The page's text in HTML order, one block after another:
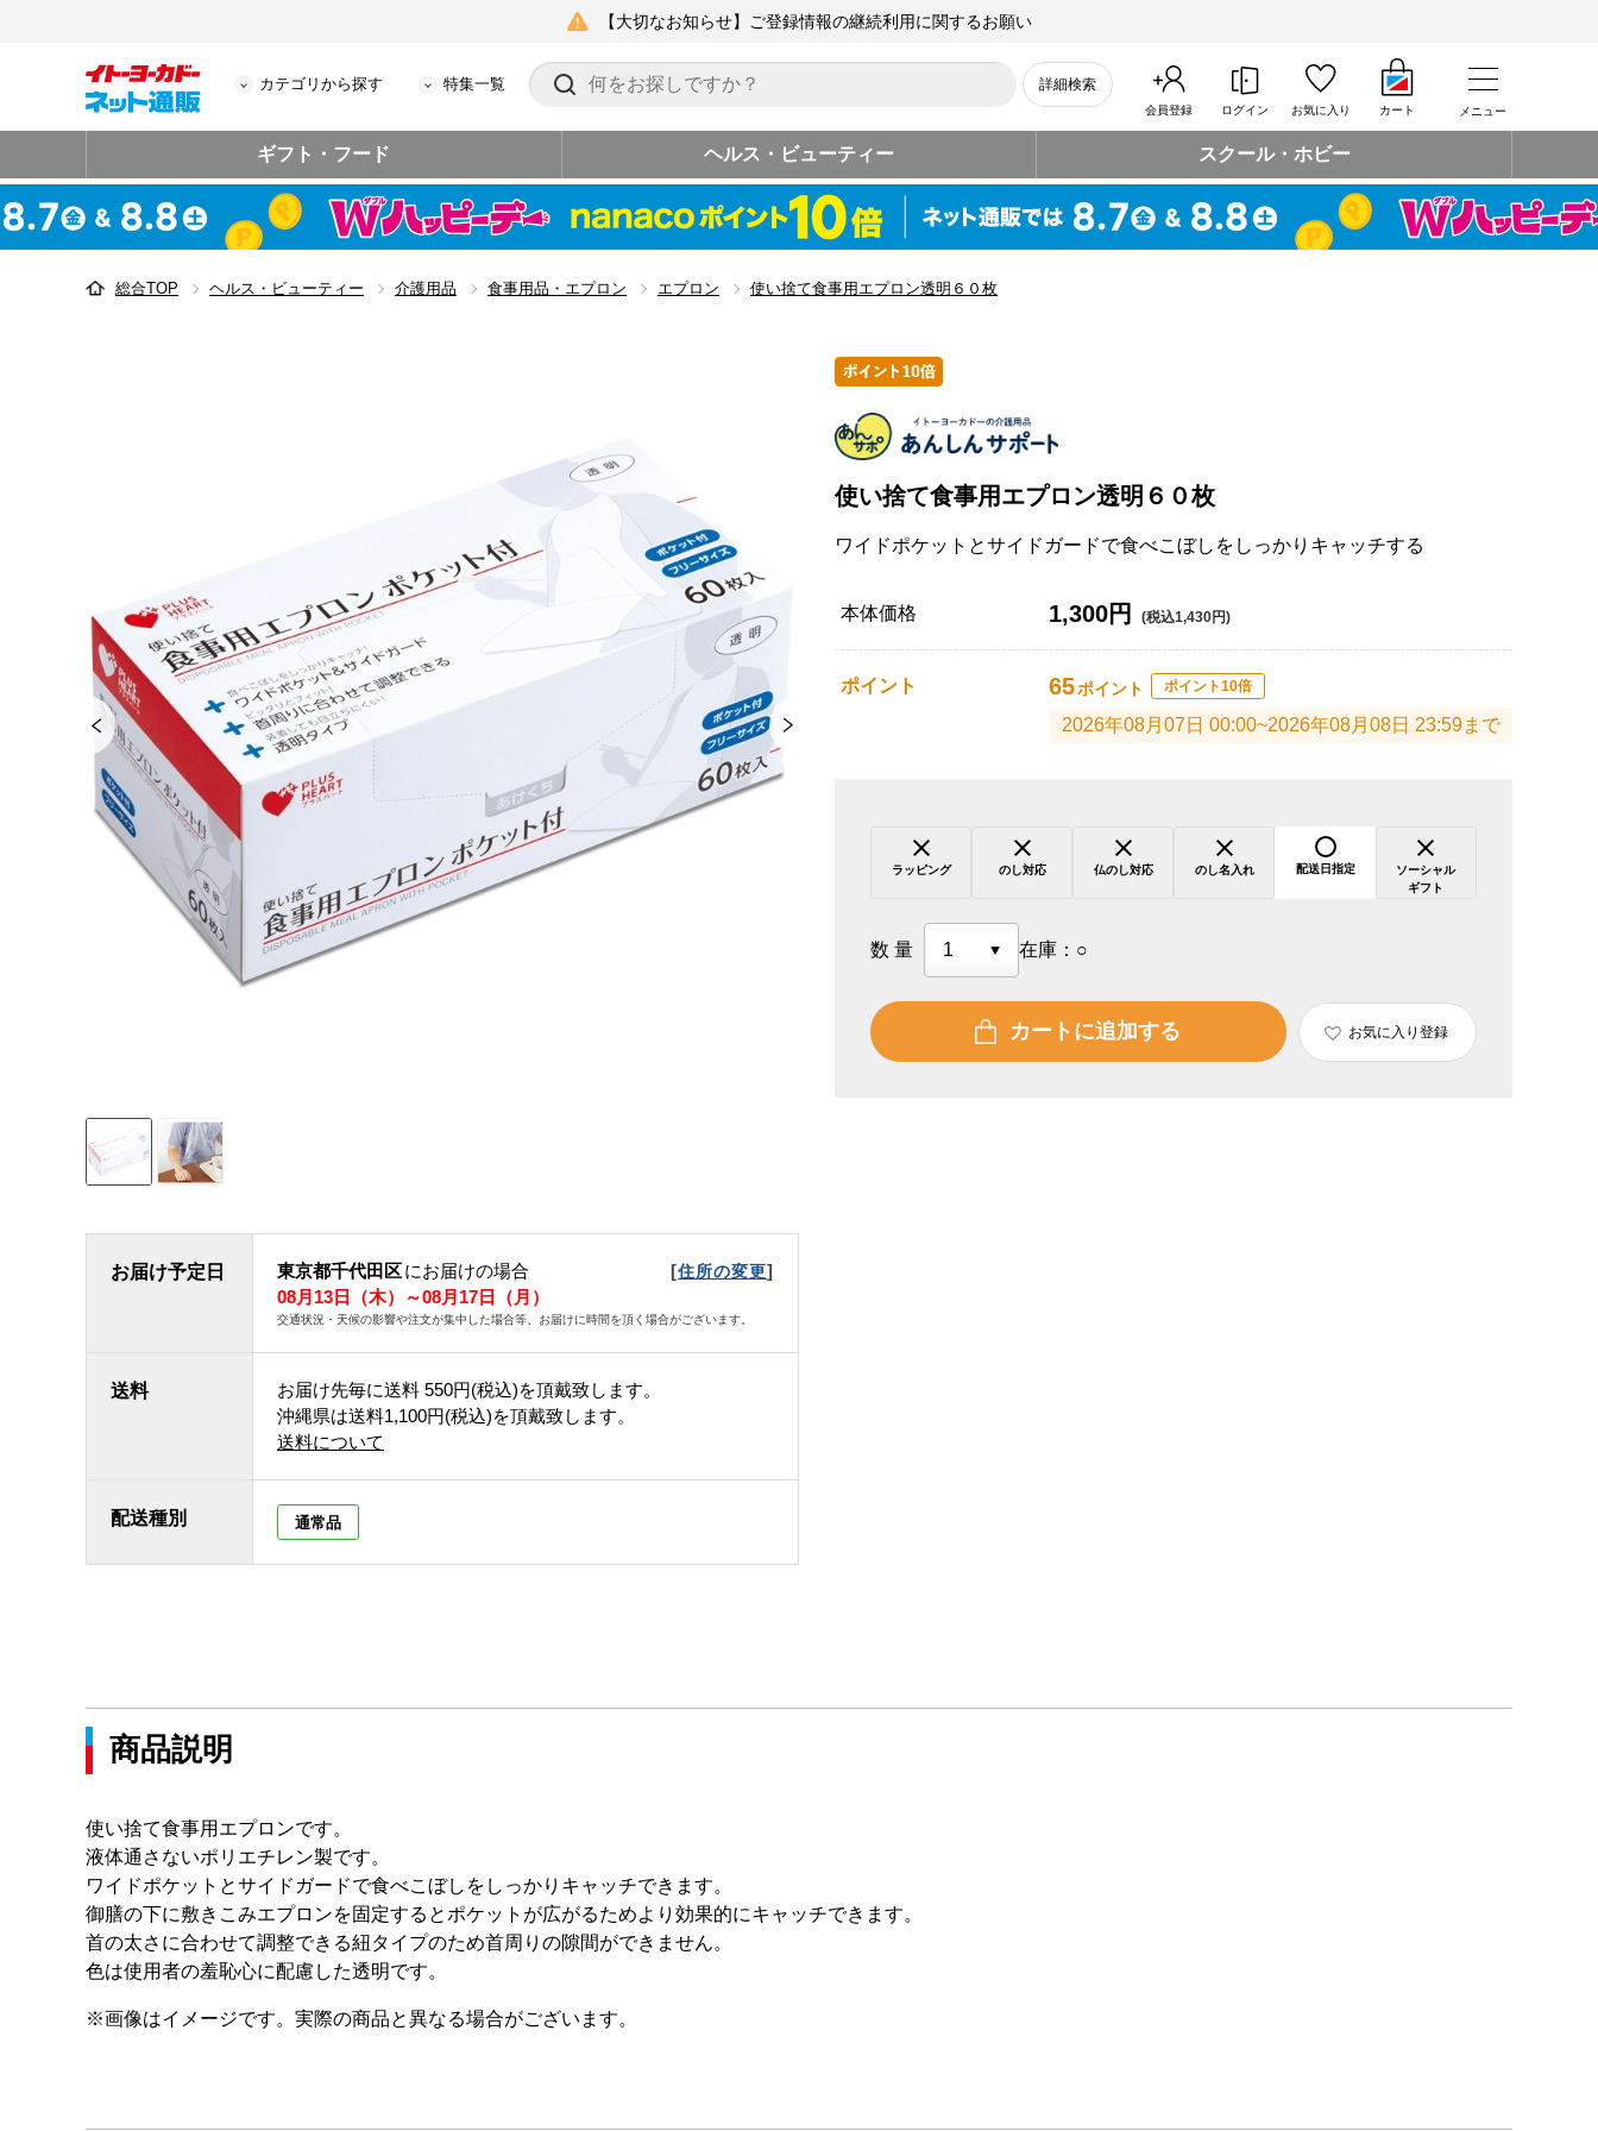
【大切なお知らせ】ご登録情報の継続利用に関するお願い
カテゴリから探す 特集一覧 詳細検索
会員登録 ログイン お気に入り カート メニュー
ギフト・フード ヘルス・ビューティー スクール・ホビー
総合TOP ヘルス・ビューティー 介護用品 食事用品・エプロン エプロン 使い捨て食事用エプロン透明６０枚
お届け予定日 東京都千代田区にお届けの場合 [住所の変更]
08月13日（木）～08月17日（月）
交通状況・天候の影響や注文が集中した場合等、お届けに時間を頂く場合がございます。
送料 お届け先毎に送料 550円(税込)を頂戴致します。
沖縄県は送料1,100円(税込)を頂戴致します。
送料について
配送種別 通常品
使い捨て食事用エプロン透明６０枚
ワイドポケットとサイドガードで食べこぼしをしっかりキャッチする
本体価格 1,300円 (税込1,430円)
ポイント 65ポイント ポイント10倍
2026年08月07日 00:00~2026年08月08日 23:59まで
ラッピング のし対応 仏のし対応 のし名入れ 配送日指定
ソーシャル
ギフト
数量 在庫： ○
カートに追加する お気に入り登録
商品説明
使い捨て食事用エプロンです。
液体通さないポリエチレン製です。
ワイドポケットとサイドガードで食べこぼしをしっかりキャッチできます。
御膳の下に敷きこみエプロンを固定するとポケットが広がるためより効果的にキャッチできます。
首の太さに合わせて調整できる紐タイプのため首周りの隙間ができません。
色は使用者の羞恥心に配慮した透明です。
※画像はイメージです。実際の商品と異なる場合がございます。